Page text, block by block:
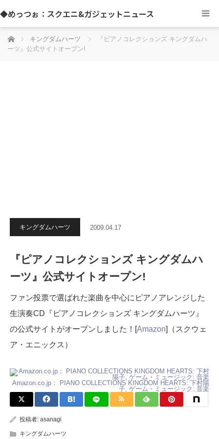
◆めっつぉ：スクエニ&ガジェットニュース
ホーム キングダムハーツ
『ピアノコレクションズ キングダムハ
ーツ』公式サイトオープン!
キングダムハーツ 2009.04.17
『ピアノコレクションズ キングダムハ
ーツ』公式サイトオープン!
ファン投票で選ばれた楽曲を中心にピアノアレンジした
生演奏CD『ピアノコレクションズ キングダムハーツ』
の公式サイトがオープンしました！[Amazon]（スクウェ
ア・エニックス）
Amazon.co.jp： PIANO COLLECTIONS KINGDOM HEARTS: 下村陽
子, ゲーム・ミュージック: 音楽
投稿者: asanagi
キングダムハーツ